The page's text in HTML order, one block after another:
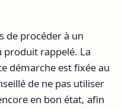
de procéder à un
rappelé. La
démarche est fixée au
de ne pas utiliser
en bon état, afin